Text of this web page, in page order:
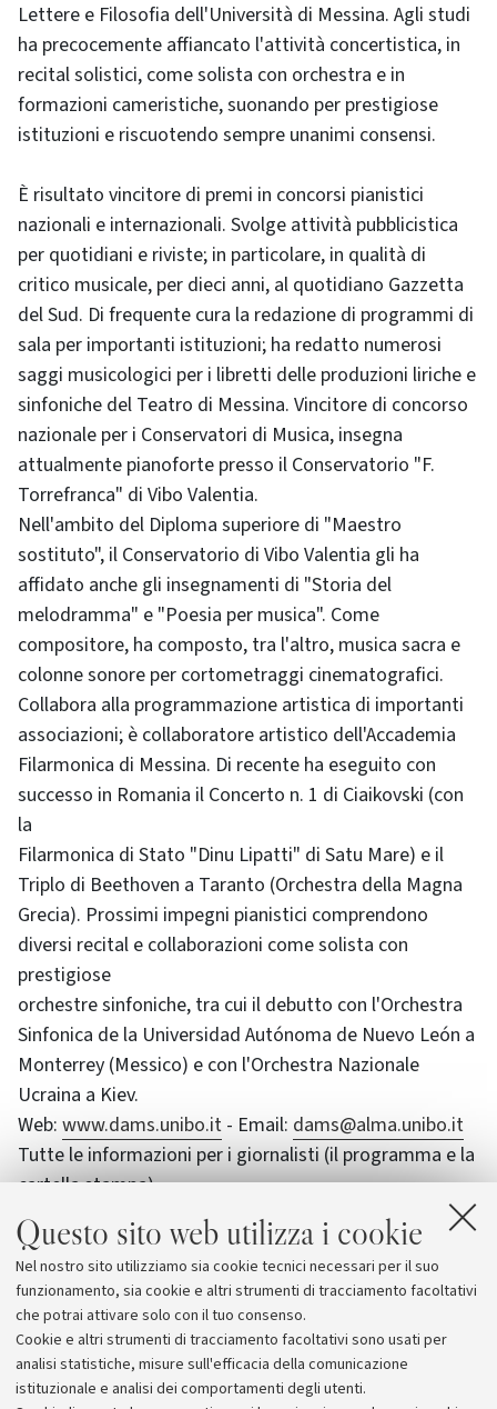
Questo sito web utilizza i cookie
Nel nostro sito utilizziamo sia cookie tecnici necessari per il suo
funzionamento, sia cookie e altri strumenti di tracciamento facoltativi
che potrai attivare solo con il tuo consenso.
Cookie e altri strumenti di tracciamento facoltativi sono usati per
analisi statistiche, misure sull'efficacia della comunicazione
istituzionale e analisi dei comportamenti degli utenti.
Lettere e Filosofia dell'Università di Messina. Agli studi
ha precocemente affiancato l'attività concertistica, in
recital solistici, come solista con orchestra e in
formazioni cameristiche, suonando per prestigiose
istituzioni e riscuotendo sempre unanimi consensi.
È risultato vincitore di premi in concorsi pianistici
nazionali e internazionali. Svolge attività pubblicistica
per quotidiani e riviste; in particolare, in qualità di
critico musicale, per dieci anni, al quotidiano Gazzetta
del Sud. Di frequente cura la redazione di programmi di
sala per importanti istituzioni; ha redatto numerosi
saggi musicologici per i libretti delle produzioni liriche e
sinfoniche del Teatro di Messina. Vincitore di concorso
nazionale per i Conservatori di Musica, insegna
attualmente pianoforte presso il Conservatorio "F.
Torrefranca" di Vibo Valentia.
Nell'ambito del Diploma superiore di "Maestro
sostituto", il Conservatorio di Vibo Valentia gli ha
affidato anche gli insegnamenti di "Storia del
melodramma" e "Poesia per musica". Come
compositore, ha composto, tra l'altro, musica sacra e
colonne sonore per cortometraggi cinematografici.
Collabora alla programmazione artistica di importanti
associazioni; è collaboratore artistico dell'Accademia
Filarmonica di Messina. Di recente ha eseguito con
successo in Romania il Concerto n. 1 di Ciaikovski (con
la
Filarmonica di Stato "Dinu Lipatti" di Satu Mare) e il
Triplo di Beethoven a Taranto (Orchestra della Magna
Grecia). Prossimi impegni pianistici comprendono
diversi recital e collaborazioni come solista con
prestigiose
orchestre sinfoniche, tra cui il debutto con l'Orchestra
Sinfonica de la Universidad Autónoma de Nuevo León a
Monterrey (Messico) e con l'Orchestra Nazionale
Ucraina a Kiev.
Web: www.dams.unibo.it - Email: dams@alma.unibo.it
Tutte le informazioni per i giornalisti (il programma e la
cartella stampa)
all'indirizzo:
www.dams.unibo.it/Premio/
Tutte le immagini degli eventi ad alta risoluzione:
www.dams.unibo.it/Premio/2003/immagini/